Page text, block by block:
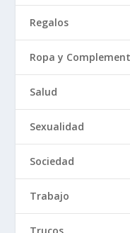
Regalos
Ropa y
Salud
Sexualidad
Sociedad
Trabajo